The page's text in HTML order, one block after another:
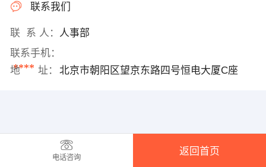
联系我们
联 系 人： 人事部
联系手机：
****
地 址： 北京市朝阳区望京东路四号恒电大厦C座
电话咨询
返回首页